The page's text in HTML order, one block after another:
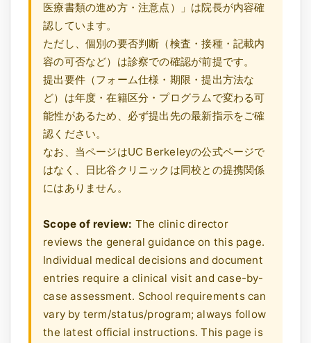
医療書類の進め方・注意点）」は院長が内容確
認しています。
ただし、個別の要否判断（検査・接種・記載内
容の可否など）は診察での確認が前提です。
提出要件（フォーム仕様・期限・提出方法な
ど）は年度・在籍区分・プログラムで変わる可
能性があるため、必ず提出先の最新指示をご確
認ください。
なお、当ページはUC Berkeleyの公式ページで
はなく、日比谷クリニックは同校との提携関係
にはありません。
Scope of review: The clinic director
reviews the general guidance on this page.
Individual medical decisions and document
entries require a clinical visit and case-by-
case assessment. School requirements can
vary by term/status/program; always follow
the latest official instructions. This page is